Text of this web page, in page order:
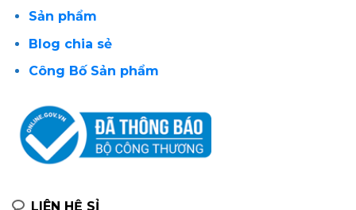
Sản phẩm
Blog chia sẻ
Công Bố Sản phẩm
LIÊN HỆ SỈ